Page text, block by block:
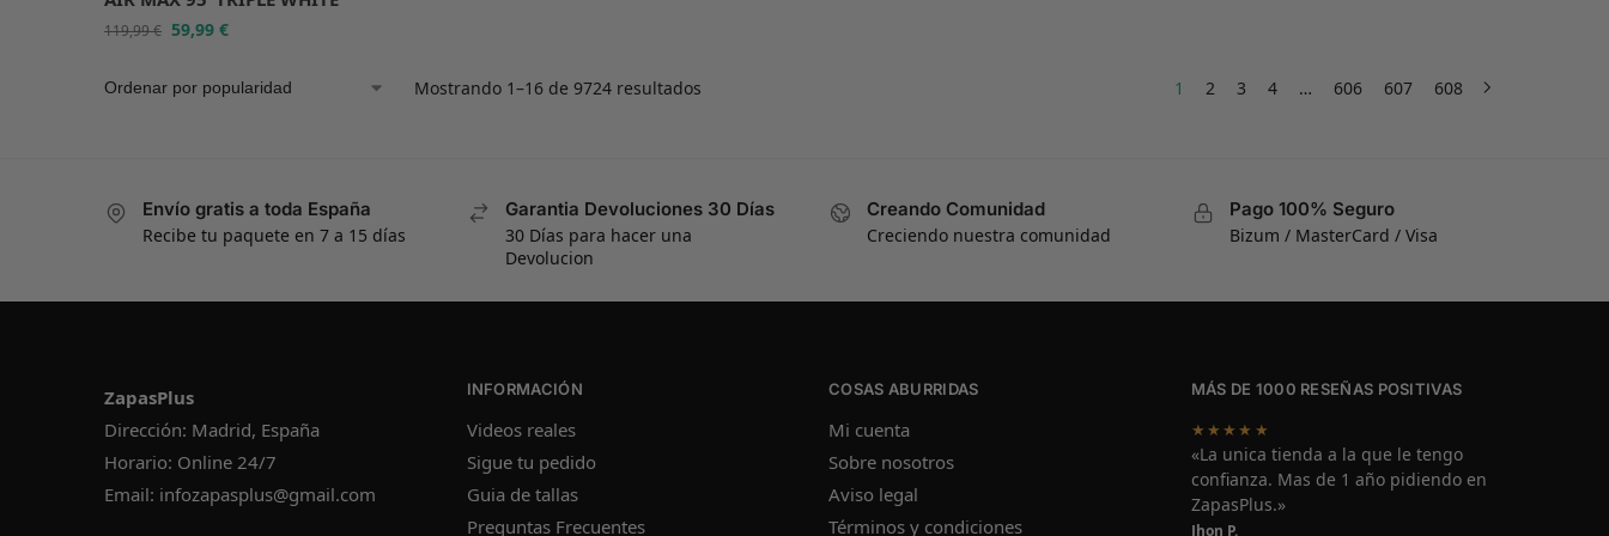
119,99€ 59,99 €
Mostrando 1–16 de 9724 resultados 1 2 3 4 … 606 607 608
Envío gratis a toda España
Recibe tu paquete en 7 a 15 días
Garantia Devoluciones 30 Días
30 Días para hacer una
Devolucion
Creando Comunidad
Creciendo nuestra comunidad
Pago 100% Seguro
Bizum / MasterCard / Visa
ZapasPlus
Dirección: Madrid, España
Horario: Online 24/7
Email: infozapasplus@gmail.com
INFORMACIÓN
Videos reales
Sigue tu pedido
Guia de tallas
Preguntas Frecuentes
COSAS ABURRIDAS
Mi cuenta
Sobre nosotros
Aviso legal
Términos y condiciones
MÁS DE 1000 RESEÑAS POSITIVAS
★★★★★
«La unica tienda a la que le tengo
confianza. Mas de 1 año pidiendo en
ZapasPlus.»
Jhon P.